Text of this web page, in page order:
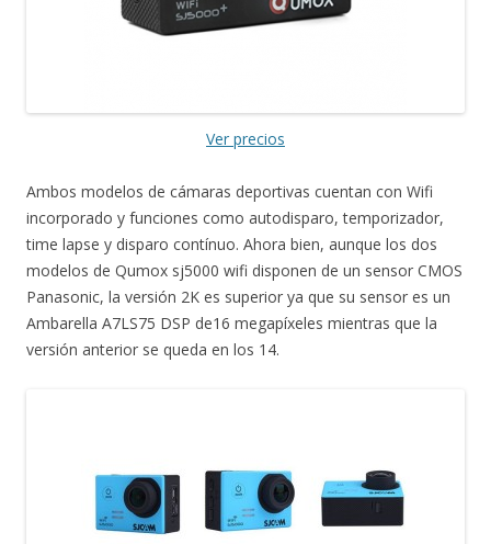
Ver precios
Ambos modelos de cámaras deportivas cuentan con Wifi
incorporado y funciones como autodisparo, temporizador,
time lapse y disparo contínuo. Ahora bien, aunque los dos
modelos de Qumox sj5000 wifi disponen de un sensor CMOS
Panasonic, la versión 2K es superior ya que su sensor es un
Ambarella A7LS75 DSP de16 megapíxeles mientras que la
versión anterior se queda en los 14.